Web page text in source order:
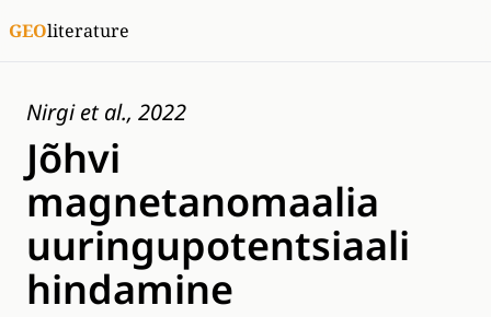
GEOliterature
Nirgi et al., 2022
Jõhvi
magnetanomaalia
uuringupotentsiaali
hindamine